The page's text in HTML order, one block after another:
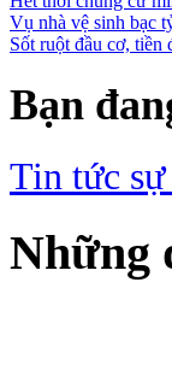
Vụ nhà vệ sinh bạc
Sốt ruột đầu cơ, tiền
Bạn
Tin tức
Những